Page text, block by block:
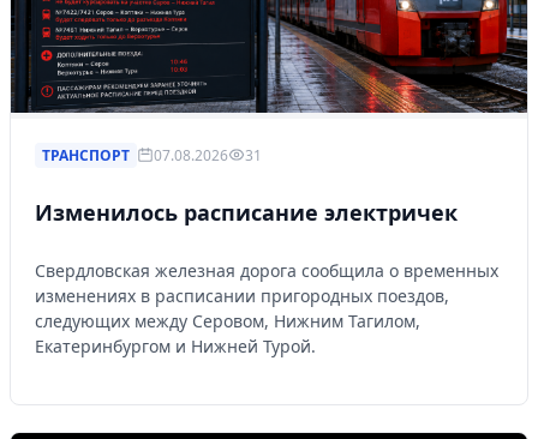
ТРАНСПОРТ 07.08.2026 31
Изменилось расписание электричек
Свердловская железная дорога сообщила о временных
изменениях в расписании пригородных поездов,
следующих между Серовом, Нижним Тагилом,
Екатеринбургом и Нижней Турой.